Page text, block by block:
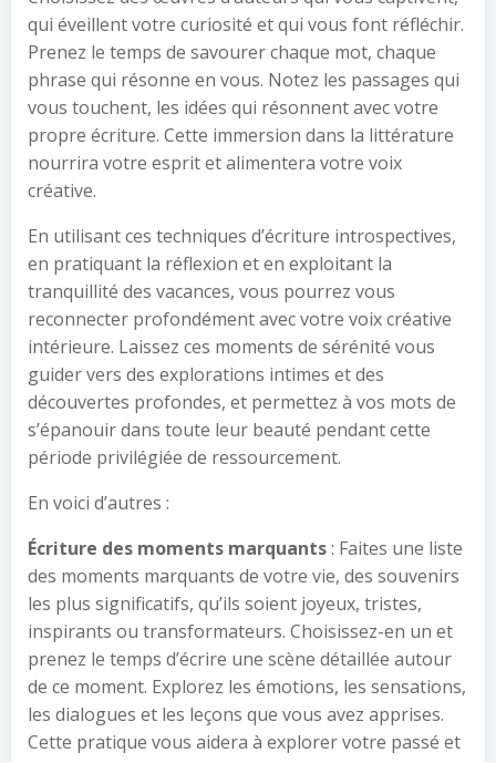
qui éveillent votre curiosité et qui vous font réfléchir.
Prenez le temps de savourer chaque mot, chaque
phrase qui résonne en vous. Notez les passages qui
vous touchent, les idées qui résonnent avec votre
propre écriture. Cette immersion dans la littérature
nourrira votre esprit et alimentera votre voix
créative.
En utilisant ces techniques d’écriture introspectives,
en pratiquant la réflexion et en exploitant la
tranquillité des vacances, vous pourrez vous
reconnecter profondément avec votre voix créative
intérieure. Laissez ces moments de sérénité vous
guider vers des explorations intimes et des
découvertes profondes, et permettez à vos mots de
s’épanouir dans toute leur beauté pendant cette
période privilégiée de ressourcement.
En voici d’autres :
Écriture des moments marquants: Faites une liste
des moments marquants de votre vie, des souvenirs
les plus significatifs, qu’ils soient joyeux, tristes,
inspirants ou transformateurs. Choisissez-en un et
prenez le temps d’écrire une scène détaillée autour
de ce moment. Explorez les émotions, les sensations,
les dialogues et les leçons que vous avez apprises.
Cette pratique vous aidera à explorer votre passé et